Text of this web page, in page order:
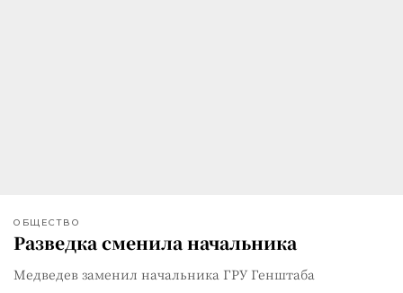
ОБЩЕСТВО
Разведка сменила начальника
Медведев заменил начальника ГРУ Генштаба